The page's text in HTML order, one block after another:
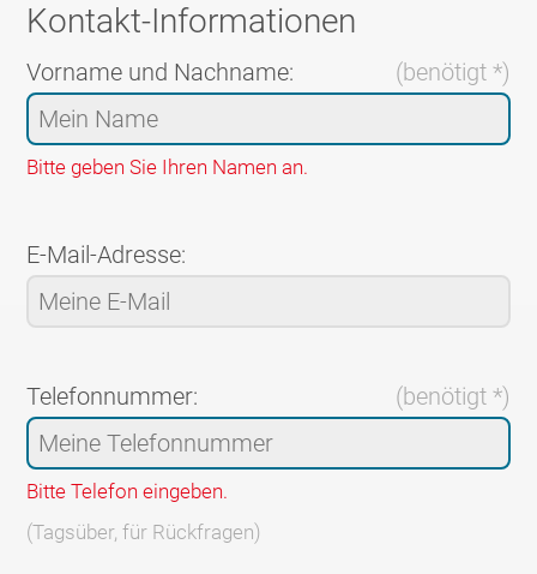
Kontakt-Informationen
Vorname und Nachname: (benötigt *)
Bitte geben Sie Ihren Namen an.
E-Mail-Adresse:
Telefonnummer: (benötigt *)
Bitte Telefon eingeben.
(Tagsüber, für Rückfragen)